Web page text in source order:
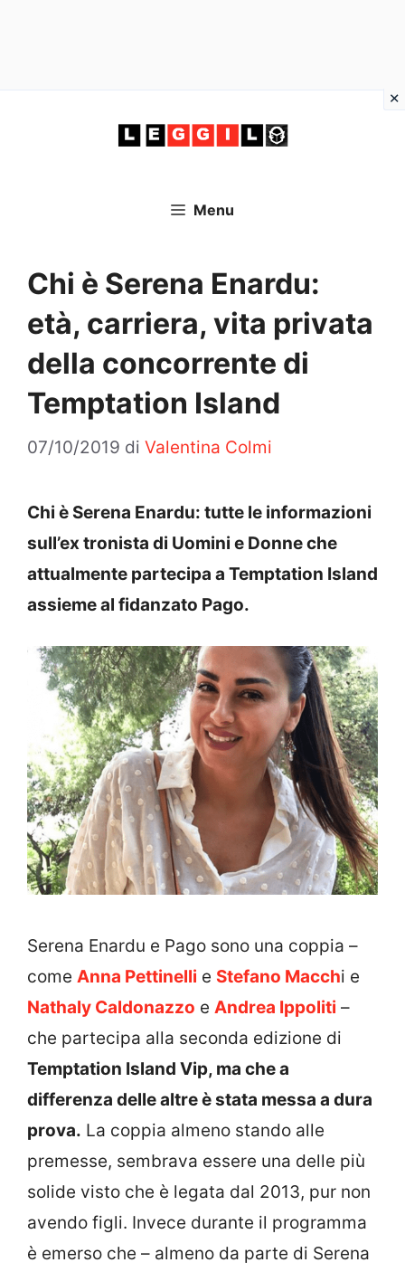
Menu
Chi è Serena Enardu:
età, carriera, vita privata
della concorrente di
Temptation Island
07/10/2019 di Valentina Colmi
Chi è Serena Enardu: tutte le informazioni
sull’ex tronista di Uomini e Donne che
attualmente partecipa a Temptation Island
assieme al fidanzato Pago.
Serena Enardu e Pago sono una coppia –
come Anna Pettinelli e Stefano Macchi e
Nathaly Caldonazzo e Andrea Ippoliti –
che partecipa alla seconda edizione di
Temptation Island Vip, ma che a
differenza delle altre è stata messa a dura
prova. La coppia almeno stando alle
premesse, sembrava essere una delle più
solide visto che è legata dal 2013, pur non
avendo figli. Invece durante il programma
è emerso che – almeno da parte di Serena